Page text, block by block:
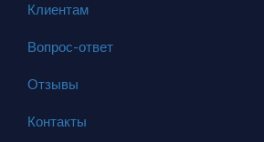
Клиентам
Вопрос-ответ
Отзывы
Контакты